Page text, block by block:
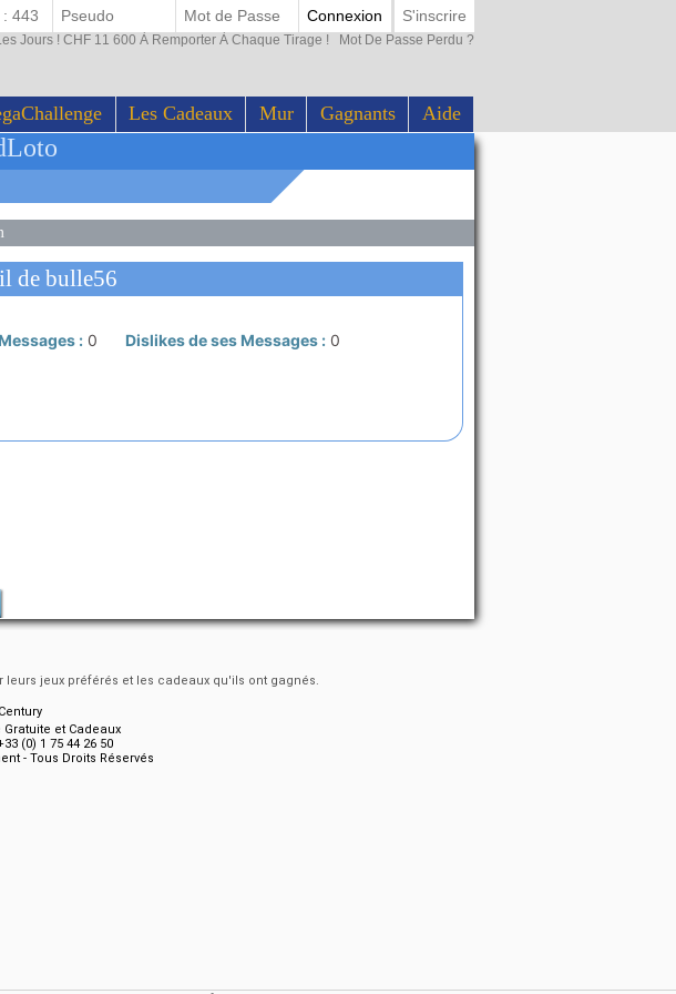
Les Cadeaux Mur Gagnants Aide
443 Connexion S'inscrire
Jours ! CHF 11 600 À Remporter À Chaque Tirage ! Mot De Passe Perdu ?
de bulle56
:0 Dislikes de ses Messages :0
jeux préférés et les cadeaux qu'ils ont gagnés.
et Cadeaux
(0) 1 75 44 26 50
- Tous Droits Réservés